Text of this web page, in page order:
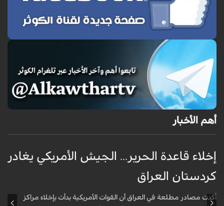
أهم الأخبار
إخلاء قاعدة الحرير... الجيش الأمريكي يغادر
كردستان العراق
أكدت مصادر مطلعة في العراق أن القوات الأمريكية بدأت بإخلاء مراكز